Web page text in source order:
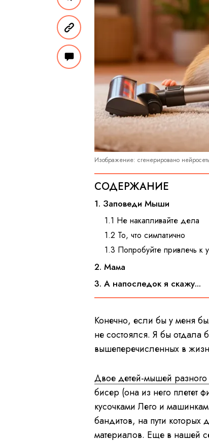
Изображение: сгенерировано
СОДЕРЖАНИЕ
1. Заповеди Мыши
1.1 Не накапливайте дела
1.2 То, что симпатично
1.3 Попробуйте привлечь к
2. Мама
3. А напоследок я скажу...
Конечно, если бы у меня
не состоялся. Я бы
вышеперечисленных в
Двое детей-мышей разного
бисер (она из него плетет
кусочками Лего и
бандитов, на пути
материалов. Еще в нашей